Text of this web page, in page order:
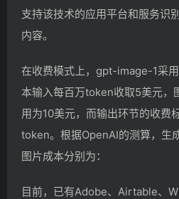
支持该技术的应用平台和服务识
内容。
在收费模式上，gpt-image-1采
本输入每百万token收取5美元，
用为10美元，而输出环节的收费
token。根据OpenAI的测算，生
图片成本分别为：
目前，已有Adobe、Airtable、